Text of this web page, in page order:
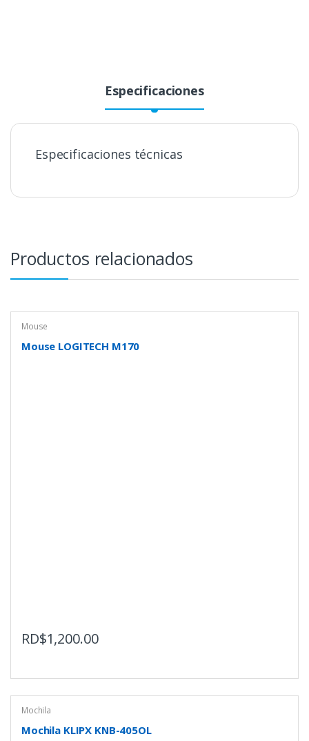
Especificaciones
Especificaciones técnicas
Productos relacionados
Mouse
Mouse LOGITECH M170
RD$1,200.00
Mochila
Mochila KLIPX KNB-405OL